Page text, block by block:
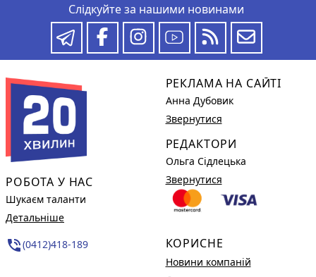
Слідкуйте за нашими новинами
РОБОТА У НАС
Шукаєм таланти
Детальніше
phone_in_talk(0412)418-189
РЕКЛАМА НА САЙТІ
Анна Дубовик
Звернутися
РЕДАКТОРИ
Ольга Сідлецька
Звернутися
КОРИСНЕ
Новини компаній